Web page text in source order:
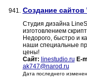
941. Создание сайтов
Студия дизайна
изготовлением
Недорого, быстро и
наши специальные
цены!
Сайт: linestudio.ru E-
ak747@narod.ru
Дата последнего